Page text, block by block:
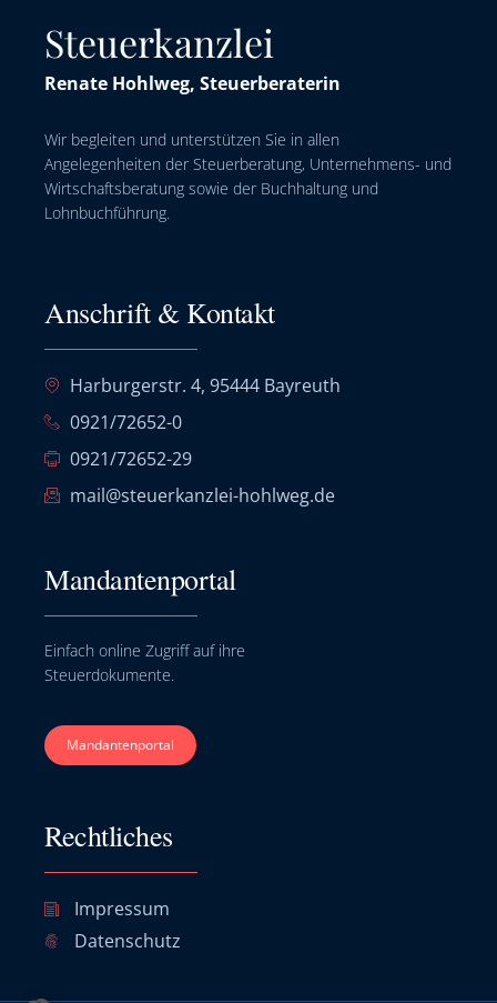
Steuerkanzlei
Renate Hohlweg, Steuerberaterin
Wir begleiten und unterstützen Sie in allen
Angelegenheiten der Steuerberatung, Unternehmens- und
Wirtschaftsberatung sowie der Buchhaltung und
Lohnbuchführung.
Anschrift & Kontakt
Harburgerstr. 4, 95444 Bayreuth
0921/72652-0
0921/72652-29
mail@steuerkanzlei-hohlweg.de
Mandantenportal
Einfach online Zugriff auf ihre
Steuerdokumente.
Mandantenportal
Rechtliches
Impressum
Datenschutz